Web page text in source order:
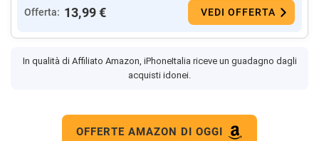
Offerta: 13,99 € VEDI OFFERTA
In qualità di Affiliato Amazon, iPhoneItalia riceve un guadagno dagli
acquisti idonei.
OFFERTE AMAZON DI OGGI